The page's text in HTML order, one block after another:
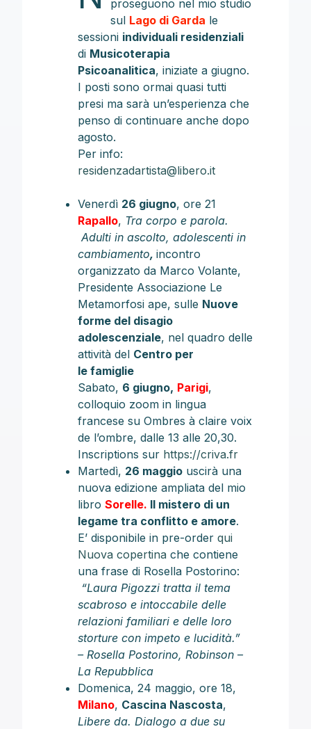
proseguono nel mio studio
sul Lago di Garda le
sessioni individuali residenziali
di Musicoterapia
Psicoanalitica, iniziate a giugno.
I posti sono ormai quasi tutti
presi ma sarà un’esperienza che
penso di continuare anche dopo
agosto.
Per info:
residenzadartista@libero.it
Venerdì 26 giugno, ore 21
Rapallo, Tra corpo e parola.
Adulti in ascolto, adolescenti in
cambiamento,incontro
organizzato da Marco Volante,
Presidente Associazione Le
Metamorfosi ape, sulle Nuove
forme del disagio
adolescenziale, nel quadro delle
attività del Centro per
lefamiglie
Sabato, 6 giugno, Parigi,
colloquio zoom in lingua
francese su Ombres à claire voix
de l’ombre, dalle 13 alle 20,30.
Inscriptions sur https://criva.fr
Martedì, 26 maggio uscirà una
nuova edizione ampliata del mio
libroSorelle. Il mistero di un
legame tra conflitto e amore.
E’ disponibile in pre-orderqui
Nuova copertina che contiene
una frase di Rosella Postorino:
“Laura Pigozzi tratta il tema
scabroso e intoccabile delle
relazioni familiari e delle loro
storture con impeto e lucidità.”
– Rosella Postorino, Robinson –
La Repubblica
Domenica, 24 maggio, ore 18,
Milano, Cascina Nascosta,
Libere da. Dialogo a due su